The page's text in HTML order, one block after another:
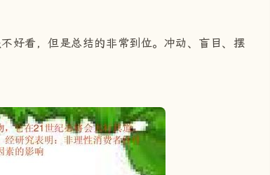
好看，但是总结的非常到位。冲动、盲目、摆